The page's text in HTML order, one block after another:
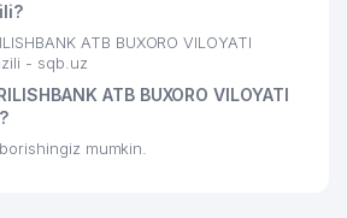
ATB BUXORO VILOYATI
- sqb.uz
ATB BUXORO VILOYATI
mumkin.